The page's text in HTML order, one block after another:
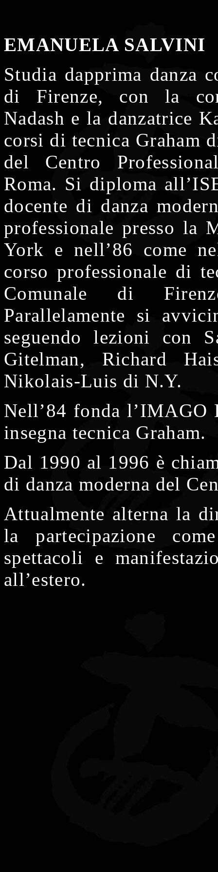
EMANUELA SALVINI
Studia dapprima danza
di Firenze, con la
Nadash e la danzatrice
corsi di tecnica Graham
del Centro
Roma. Si diploma
docente di danza
professionale presso la
York e nell’86 come
corso professionale di
Comunale di
Parallelamente si
seguendo lezioni con
Gitelman, Richard
Nikolais-Luis di N.Y.
Nell’84 fonda
insegna tecnica Graham.
Dal 1990 al 1996 è
di danza moderna del
Attualmente alterna la
la partecipazione
spettacoli e
all’estero.